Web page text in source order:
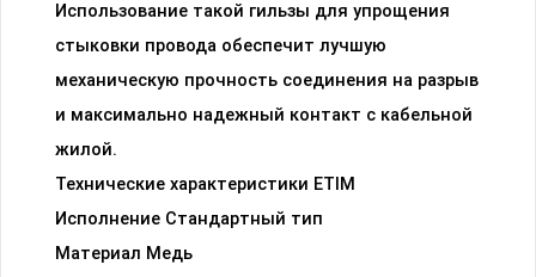
Использование такой гильзы для упрощения
стыковки провода обеспечит лучшую
механическую прочность соединения на разрыв
и максимально надежный контакт с кабельной
жилой.
Технические характеристики ETIM
Исполнение Стандартный тип
Материал Медь